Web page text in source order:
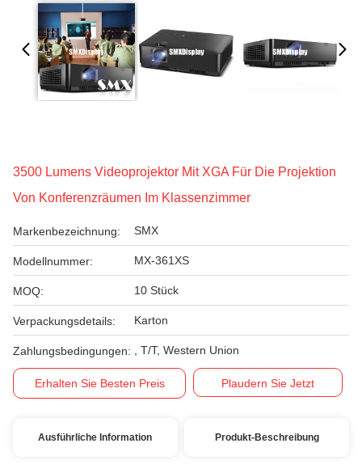
3500 Lumens Videoprojektor Mit XGA Für Die Projektion
Von Konferenzräumen Im Klassenzimmer
Markenbezeichnung: SMX
Modellnummer: MX-361XS
MOQ: 10 Stück
Verpackungsdetails: Karton
Zahlungsbedingungen: , T/T, Western Union
Erhalten Sie Besten Preis Plaudern Sie Jetzt
Ausführliche Information Produkt-Beschreibung